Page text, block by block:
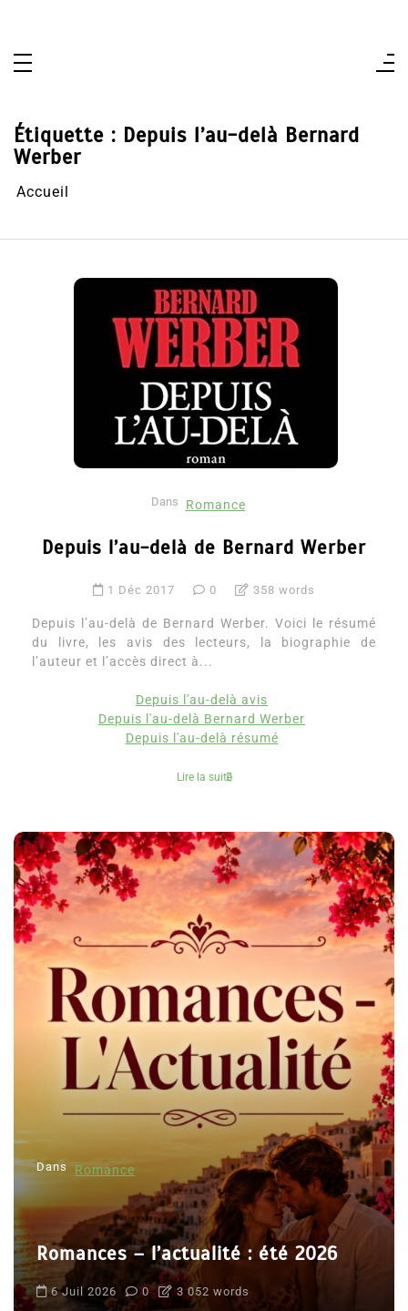
Étiquette : Depuis l’au-delà Bernard
Werber
Accueil
Dans Romance
Depuis l’au-delà de Bernard Werber
1 Déc 2017 0 358 words
Depuis l’au-delà de Bernard Werber. Voici le résumé
du livre, les avis des lecteurs, la biographie de
l’auteur et l’accès direct à...
Depuis l'au-delà avis
Depuis l'au-delà Bernard Werber
Depuis l'au-delà résumé
Lire la suite
Dans Romance
Romances – l’actualité : été 2026
6 Juil 2026 0 3 052 words